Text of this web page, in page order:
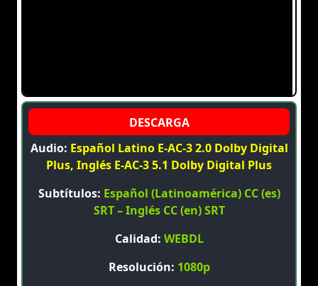
Audio: Español Latino E-AC-3 2.0 Dolby Digital
Plus, Inglés E-AC-3 5.1 Dolby Digital Plus
Subtítulos: Español (Latinoamérica) CC (es)
SRT – Inglés CC (en) SRT
Calidad: WEBDL
Resolución: 1080p